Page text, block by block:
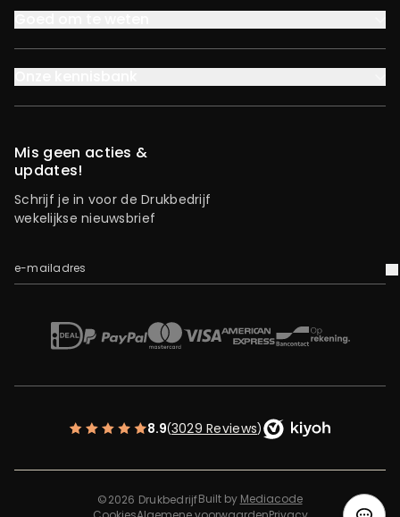
Mis geen acties &
updates!
Schrijf je in voor de Drukbedrijf
wekelijkse nieuwsbrief
e-mailadres
iDEALPaypal Mastercard
Visa American Express
BancontactOp rekening
8.9(3029 Reviews)
©2026 DrukbedrijfBuilt by Mediacode